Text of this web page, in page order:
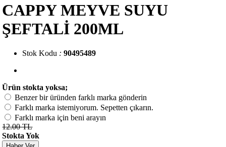
CAPPY MEYVE SUYU
ŞEFTALİ 200ML
Stok Kodu : 90495489
Ürün stokta yoksa;
Benzer bir üründen farklı marka gönderin
Farklı marka istemiyorum. Sepetten çıkarın.
Farklı marka için beni arayın
12.00 TL
Stokta Yok